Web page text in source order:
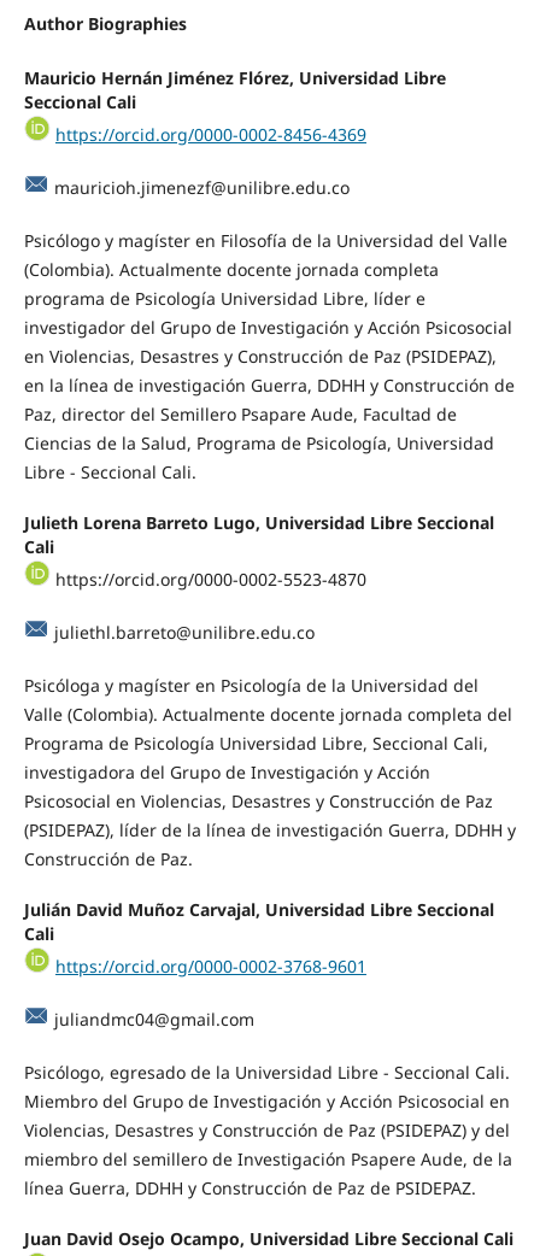
Author Biographies
Mauricio Hernán Jiménez Flórez, Universidad Libre
Seccional Cali
https://orcid.org/0000-0002-8456-4369
mauricioh.jimenezf@unilibre.edu.co
Psicólogo y magíster en Filosofía de la Universidad del Valle
(Colombia). Actualmente docente jornada completa
programa de Psicología Universidad Libre, líder e
investigador del Grupo de Investigación y Acción Psicosocial
en Violencias, Desastres y Construcción de Paz (PSIDEPAZ),
en la línea de investigación Guerra, DDHH y Construcción de
Paz, director del Semillero Psapare Aude, Facultad de
Ciencias de la Salud, Programa de Psicología, Universidad
Libre - Seccional Cali.
Julieth Lorena Barreto Lugo, Universidad Libre Seccional
Cali
https://orcid.org/0000-0002-5523-4870
juliethl.barreto@unilibre.edu.co
Psicóloga y magíster en Psicología de la Universidad del
Valle (Colombia). Actualmente docente jornada completa del
Programa de Psicología Universidad Libre, Seccional Cali,
investigadora del Grupo de Investigación y Acción
Psicosocial en Violencias, Desastres y Construcción de Paz
(PSIDEPAZ), líder de la línea de investigación Guerra, DDHH y
Construcción de Paz.
Julián David Muñoz Carvajal, Universidad Libre Seccional
Cali
https://orcid.org/0000-0002-3768-9601
juliandmc04@gmail.com
Psicólogo, egresado de la Universidad Libre - Seccional Cali.
Miembro del Grupo de Investigación y Acción Psicosocial en
Violencias, Desastres y Construcción de Paz (PSIDEPAZ) y del
miembro del semillero de Investigación Psapere Aude, de la
línea Guerra, DDHH y Construcción de Paz de PSIDEPAZ.
Juan David Osejo Ocampo, Universidad Libre Seccional Cali